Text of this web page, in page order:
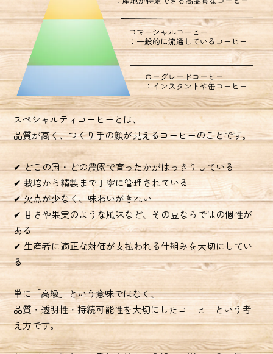
スペシャルティコーヒーとは、
品質が高く、つくり手の顔が見えるコーヒーのことです。
✔ どこの国・どの農園で育ったかがはっきりしている
✔ 栽培から精製まで丁寧に管理されている
✔ 欠点が少なく、味わいがきれい
✔ 甘さや果実のような風味など、その豆ならではの個性が
ある
✔ 生産者に適正な対価が支払われる仕組みを大切にしてい
る
単に「高級」という意味ではなく、
品質・透明性・持続可能性を大切にしたコーヒーという考
え方です。